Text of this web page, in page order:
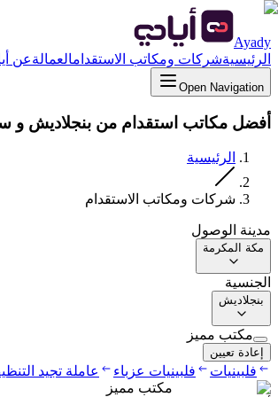
Ayady
الرئيسيةشركات ومكاتب الاستقدامالعمالةعن
Open Navigation
أفضل مكاتب استقدام من بنجلاديش و
الرئيسية
شركات ومكاتب الاستقدام
مدينة الوصول
مكة المكرمة
الجنسية
بنجلاديش
مكتب مميز
إعادة تعيين
فلبينيات فلبينيات عزباء عاملة تجيد
مكتب مميز